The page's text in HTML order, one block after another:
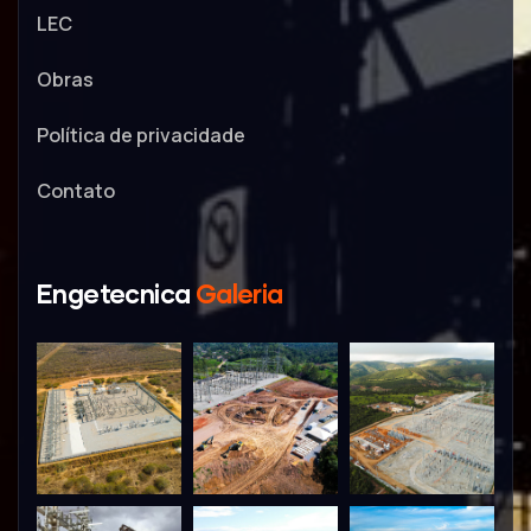
LEC
Obras
Política de privacidade
Contato
Engetecnica Galeria